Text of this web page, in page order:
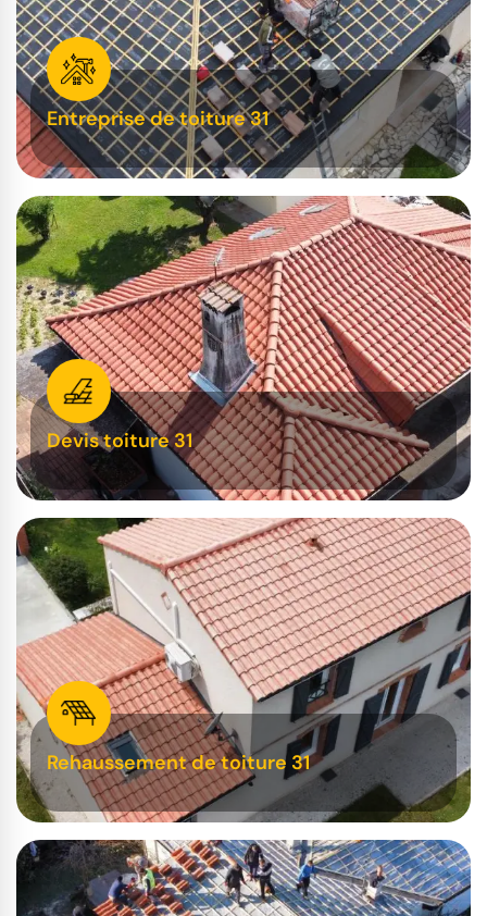
Entreprise de toiture 31
Devis toiture 31
Rehaussement de toiture 31